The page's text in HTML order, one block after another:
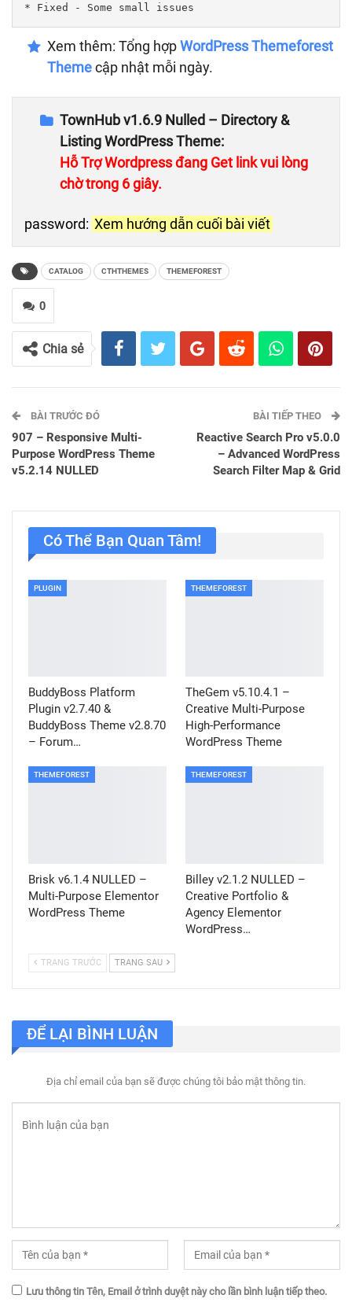
Xem thêm: Tổng hợpWordPress Themeforest
Themecập nhật mỗi ngày.
TownHub v1.6.9 Nulled – Directory &
Listing WordPress Theme:
Hỗ Trợ Wordpress đang Get link vui lòng
chờ trong 5 giây.
password: Xem hướng dẫn cuối bài viết
CATALOG CTHTHEMES THEMEFOREST
0
Chia sẻ
BÀI TRƯỚC ĐÓ
907 – Responsive Multi-
Purpose WordPress Theme
v5.2.14 NULLED
BÀI TIẾP THEO
Reactive Search Pro v5.0.0
– Advanced WordPress
Search Filter Map & Grid
Có Thể Bạn Quan Tâm!
PLUGIN
BuddyBoss Platform
Plugin v2.7.40 &
BuddyBoss Theme v2.8.70
– Forum…
THEMEFOREST
TheGem v5.10.4.1 –
Creative Multi-Purpose
High-Performance
WordPress Theme
THEMEFOREST
Brisk v6.1.4 NULLED –
Multi-Purpose Elementor
WordPress Theme
THEMEFOREST
Billey v2.1.2 NULLED –
Creative Portfolio &
Agency Elementor
WordPress…
TRANG TRƯỚC TRANG SAU
ĐỂ LẠI BÌNH LUẬN
Địa chỉ email của bạn sẽ được chúng tôi bảo mật thông tin.
Lưu thông tin Tên, Email ở trình duyệt này cho lần bình luận tiếp theo.